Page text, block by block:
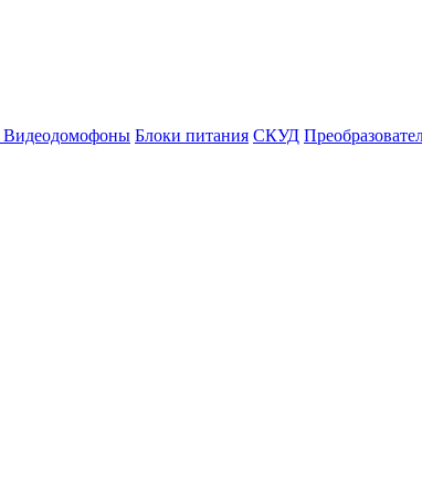
Видеодомофоны Блоки питания СКУД